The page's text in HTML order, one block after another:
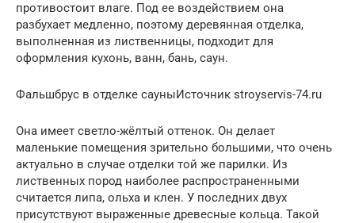
противостоит влаге. Под ее воздействием она
разбухает медленно, поэтому деревянная отделка,
выполненная из лиственницы, подходит для
оформления кухонь, ванн, бань, саун.
Фальшбрус в отделке сауныИсточник stroyservis-74.ru
Она имеет светло-жёлтый оттенок. Он делает
маленькие помещения зрительно большими, что очень
актуально в случае отделки той же парилки. Из
лиственных пород наиболее распространенными
считается липа, ольха и клен. У последних двух
присутствуют выраженные древесные кольца. Такой